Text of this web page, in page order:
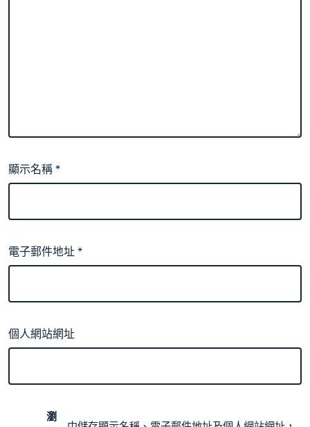
顯示名稱*
電子郵件地址*
個人網站網址
瀏